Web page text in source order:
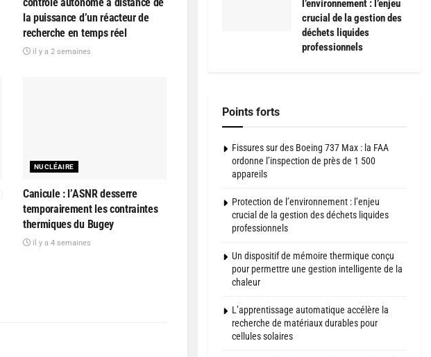
la puissance d’un réacteur de
recherche en temps réel
il y a 2 semaines
NUCLÉAIRE
Canicule : l’ASNR desserre
temporairement les contraintes
thermiques du Bugey
il y a 4 semaines
l’environnement : l’enjeu
crucial de la gestion des
déchets liquides
professionnels
Points forts
Fissures sur des Boeing 737 Max : la FAA
ordonne l’inspection de près de 1 500
appareils
Protection de l’environnement : l’enjeu
crucial de la gestion des déchets liquides
professionnels
Un dispositif de mémoire thermique conçu
pour permettre une gestion intelligente de la
chaleur
L’apprentissage automatique accélère la
recherche de matériaux durables pour
cellules solaires